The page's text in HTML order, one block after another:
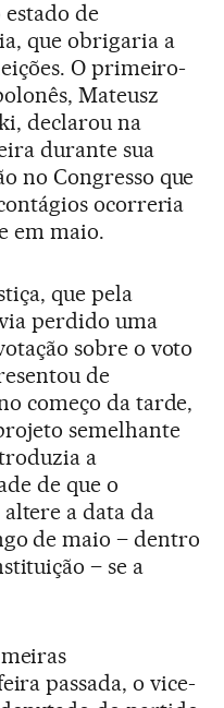
de
que obrigaria a
O primeiro-
Mateusz
declarou na
durante sua
no Congresso que
ocorreria
em maio.
que pela
perdido uma
sobre o voto
de
começo da tarde,
semelhante
a
de que o
a data da
de maio – dentro
– se a
passada, o vice-